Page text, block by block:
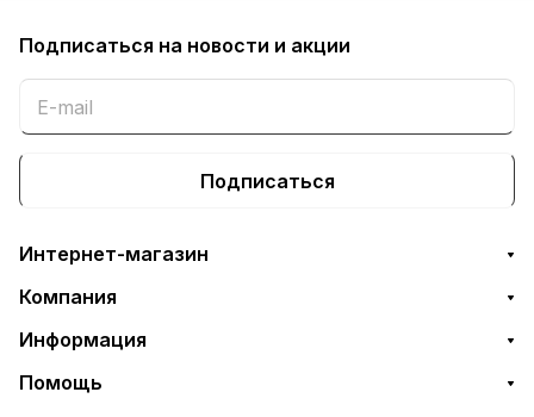
Подписаться на новости и акции
Подписаться
Интернет-магазин
Компания
Информация
Помощь